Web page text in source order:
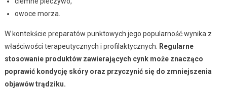
owoce morza.
W kontekście preparatów punktowych jego popularność wynika z
właściwości terapeutycznych i profilaktycznych.
Regularne
stosowanie produktów zawierających cynk może znacząco
poprawić kondycję skóry oraz przyczynić się do zmniejszenia
objawów trądziku.